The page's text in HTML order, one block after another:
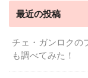
最近の投稿
チェ・ガンロクの
も調べてみた！